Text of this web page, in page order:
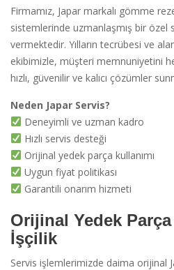
Firmamız, Japar markalı gömme
sistemlerinde uzmanlaşmış bir özel
vermektedir. Yılların tecrübesi ve
ekibimizle, müşteri memnuniyetini
hızlı, güvenilir ve kalıcı çözümler
Neden Japar Servis?
Deneyimli ve uzman kadro
Hızlı servis desteği
Orijinal yedek parça kullanımı
Uygun fiyat politikası
Garantili onarım hizmeti
Orijinal Yedek
İşçilik
Servis işlemlerimizde daima orijinal